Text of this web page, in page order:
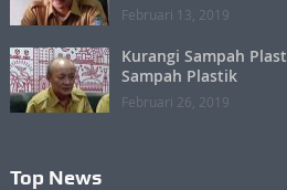
Februari 13, 2019
Kurangi Sampah
Sampah Plastik
Februari 26, 2019
Top News